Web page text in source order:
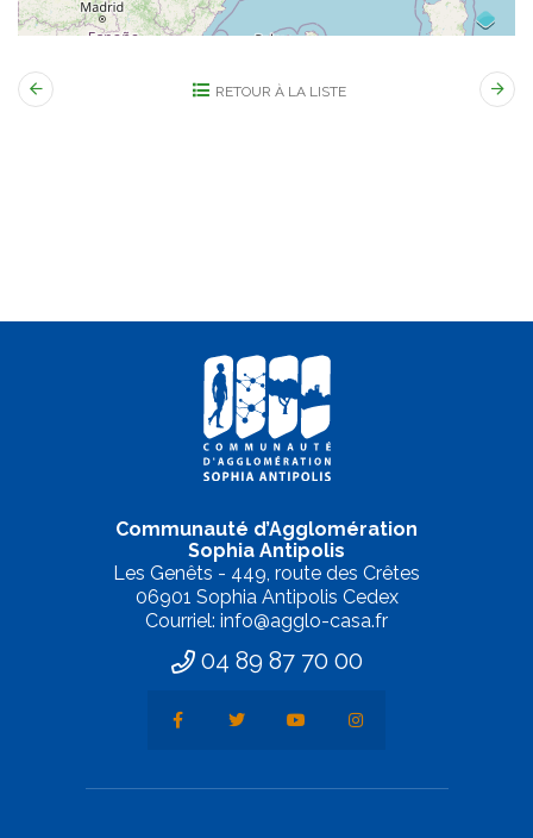
RETOUR À LA LISTE
Communauté d’Agglomération
Sophia Antipolis
Les Genêts - 449, route des Crêtes
06901 Sophia Antipolis Cedex
Courriel: info@agglo-casa.fr
04 89 87 70 00